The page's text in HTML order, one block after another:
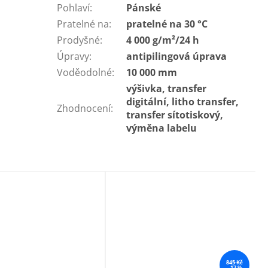
Pohlaví:
Pánské
Pratelné na:
pratelné na 30 °C
Prodyšné:
4 000 g/m²/24 h
Úpravy:
antipilingová úprava
Voděodolné: 10 000 mm
Zhodnocení:
výšivka, transfer
digitální, litho transfer,
transfer sítotiskový,
výměna labelu
845 Kč